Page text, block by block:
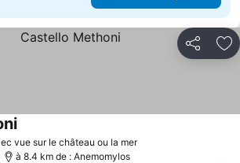
Partager
vue sur le château ou la merConsulter les prix
Consulter les prix
à 8.4 km de : Anemomylos